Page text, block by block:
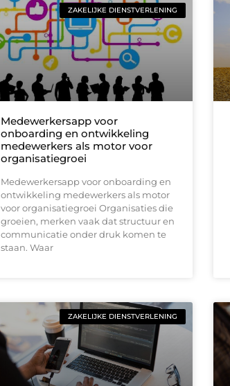
ZAKELIJKE DIENSTVERLENING
Medewerkersapp voor
onboarding en ontwikkeling
medewerkers als motor voor
organisatiegroei
Medewerkersapp voor onboarding en
ontwikkeling medewerkers als motor
voor organisatiegroei Organisaties die
groeien, merken vaak dat structuur en
communicatie onder druk komen te
staan. Waar
ZAKELIJKE DIENSTVERLENING